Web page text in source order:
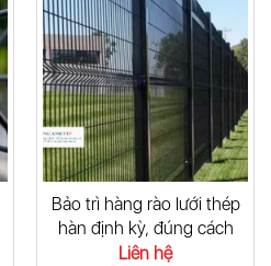
Bảo trì hàng rào lưới thép
hàn định kỳ, đúng cách
Liên hệ